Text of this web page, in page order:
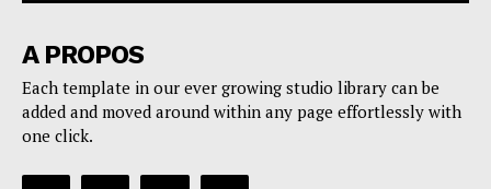
A PROPOS
Each template in our ever growing studio library can be
added and moved around within any page effortlessly with
one click.